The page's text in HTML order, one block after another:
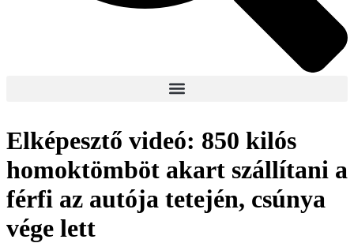
Elképesztő videó: 850 kilós
homoktömböt akart szállítani a
férfi az autója tetején, csúnya
vége lett